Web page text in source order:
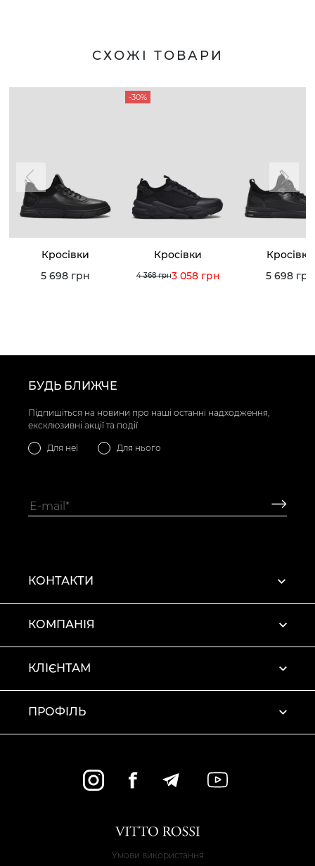
СХОЖІ ТОВАРИ
Кросівки
5 698 грн
-30%
Кросівки
4 368 грн3 058 грн
Кросівки
5 698 грн
БУДЬ БЛИЖЧЕ
Підпишіться на новини про наші останні надходження,
ексклюзивні акції та події
Для неї Для нього
КОНТАКТИ
КОМПАНІЯ
КЛІЄНТАМ
ПРОФІЛЬ
Умови використання